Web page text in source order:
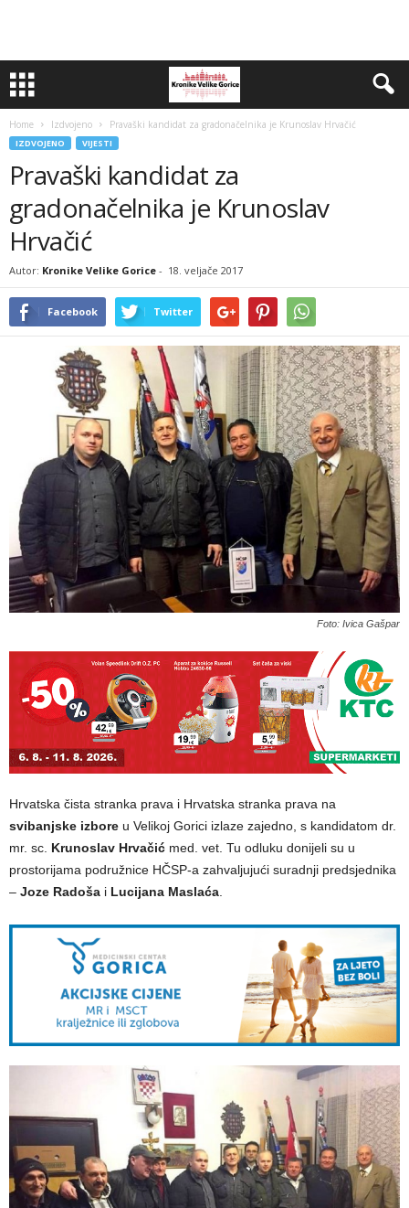
Home Izdvojeno Pravaški kandidat za gradonačelnika je Krunoslav Hrvačić
IZDVOJENO VIJESTI
Pravaški kandidat za
gradonačelnika je Krunoslav
Hrvačić
Autor: Kronike Velike Gorice - 18. veljače 2017
Facebook Twitter
Foto: Ivica Gašpar
Hrvatska čista stranka prava i Hrvatska stranka prava na
svibanjske izbore u Velikoj Gorici izlaze zajedno, s kandidatom dr.
mr. sc. Krunoslav Hrvačić med. vet. Tu odluku donijeli su u
prostorijama podružnice HČSP-a zahvaljujući suradnji predsjednika
– Joze Radoša i Lucijana Maslaća